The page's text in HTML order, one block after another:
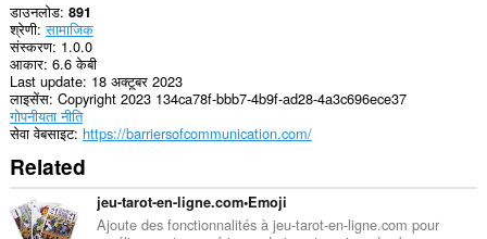
डाउनलोड 891
श्रेणी सामाजिक
संस्करण 1.0.0
आकार 6.6 केबी
Last update 18 अक्टूबर 2023
लाइसेंस Copyright 2023 134ca78f-bbb7-4b9f-ad28-4a3c696ece37
गोपनीयता नीति
सेवा वेबसाइट https://barriersofcommunication.com/
Related
jeu-tarot-en-ligne.com•Emoji
Ajoute des fonctionnalités à jeu-tarot-en-ligne.com pour